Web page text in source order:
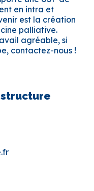
en intra et
est la création
palliative.
agréable, si
contactez-nous !
structure